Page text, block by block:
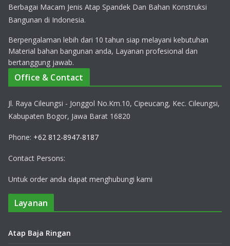
Berbagai Macam Jenis Atap Spandek Dan Bahan Konstruksi
Bangunan di Indonesia.
Berpengalaman lebih dari 10 tahun siap melayani kebutuhan
Material bahan bangunan anda, Layanan profesional dan
bertanggung jawab.
Office & Contact
Jl. Raya Cileungsi - Jonggol No.Km.10, Cipeucang, Kec. Cileungsi,
Kabupaten Bogor, Jawa Barat 16820
Phone: +62 812-8947-8187
Contact Persons:
Untuk order anda dapat menghubungi kami
Layanan
Atap Baja Ringan